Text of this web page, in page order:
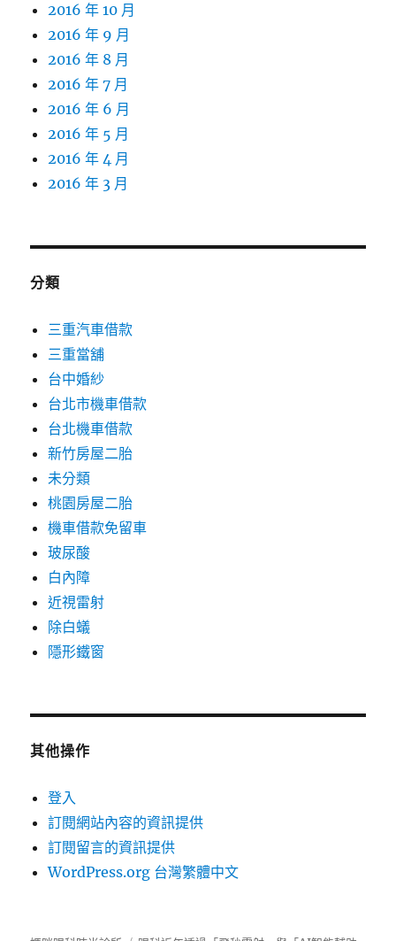
2016 年 10 月
2016 年 9 月
2016 年 8 月
2016 年 7 月
2016 年 6 月
2016 年 5 月
2016 年 4 月
2016 年 3 月
分類
三重汽車借款
三重當舖
台中婚紗
台北市機車借款
台北機車借款
新竹房屋二胎
未分類
桃園房屋二胎
機車借款免留車
玻尿酸
白內障
近視雷射
除白蟻
隱形鐵窗
其他操作
登入
訂閱網站內容的資訊提供
訂閱留言的資訊提供
WordPress.org 台灣繁體中文